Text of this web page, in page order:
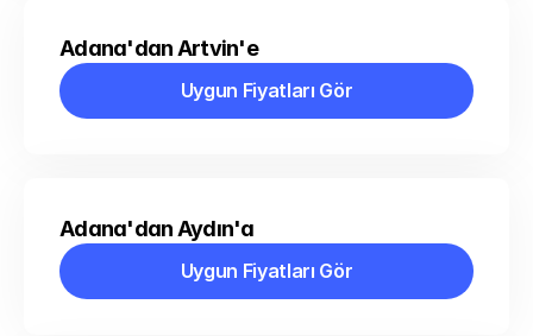
Adana'dan Artvin'e
Uygun Fiyatları Gör
Uygun Fiyatları Gör
Adana'dan Aydın'a
Uygun Fiyatları Gör
Uygun Fiyatları Gör